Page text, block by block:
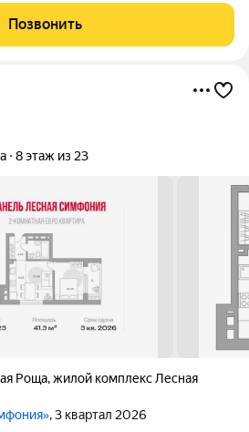
и посудомоечной машины.
Позвонить
8 этаж из 23
Роща,жилой комплекс Лесная
, 3 квартал 2026